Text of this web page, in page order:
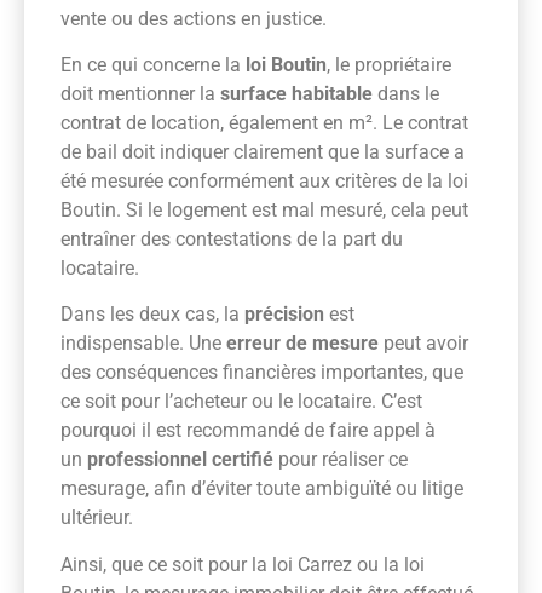
vente ou des actions en justice.
En ce qui concerne la loi Boutin, le propriétaire
doit mentionner la surface habitable dans le
contrat de location, également en m². Le contrat
de bail doit indiquer clairement que la surface a
été mesurée conformément aux critères de la loi
Boutin. Si le logement est mal mesuré, cela peut
entraîner des contestations de la part du
locataire.
Dans les deux cas, la précision est
indispensable. Une erreur de mesure peut avoir
des conséquences financières importantes, que
ce soit pour l’acheteur ou le locataire. C’est
pourquoi il est recommandé de faire appel à
un professionnel certifié pour réaliser ce
mesurage, afin d’éviter toute ambiguïté ou litige
ultérieur.
Ainsi, que ce soit pour la loi Carrez ou la loi